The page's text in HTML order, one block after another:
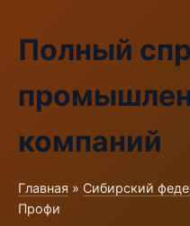
Полный
компаний
Главная » Сибирский
Профи